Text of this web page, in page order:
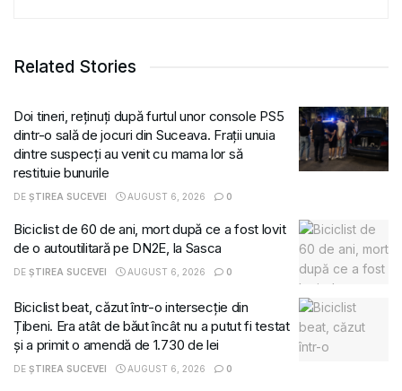
Related Stories
Doi tineri, reținuți după furtul unor console PS5
dintr-o sală de jocuri din Suceava. Frații unuia
dintre suspecți au venit cu mama lor să
restituie bunurile
DE ȘTIREA SUCEVEI AUGUST 6, 2026 0
Biciclist de 60 de ani, mort după ce a fost lovit
de o autoutilitară pe DN2E, la Sasca
DE ȘTIREA SUCEVEI AUGUST 6, 2026 0
Biciclist beat, căzut într-o intersecție din
Țibeni. Era atât de băut încât nu a putut fi testat
și a primit o amendă de 1.730 de lei
DE ȘTIREA SUCEVEI AUGUST 6, 2026 0